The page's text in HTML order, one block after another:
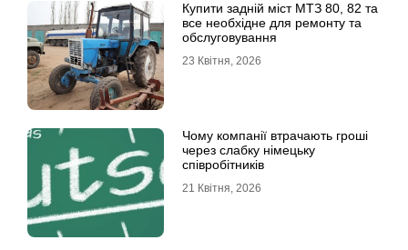
Купити задній міст МТЗ 80, 82 та
все необхідне для ремонту та
обслуговування
23 Квітня, 2026
Чому компанії втрачають гроші
через слабку німецьку
співробітників
21 Квітня, 2026